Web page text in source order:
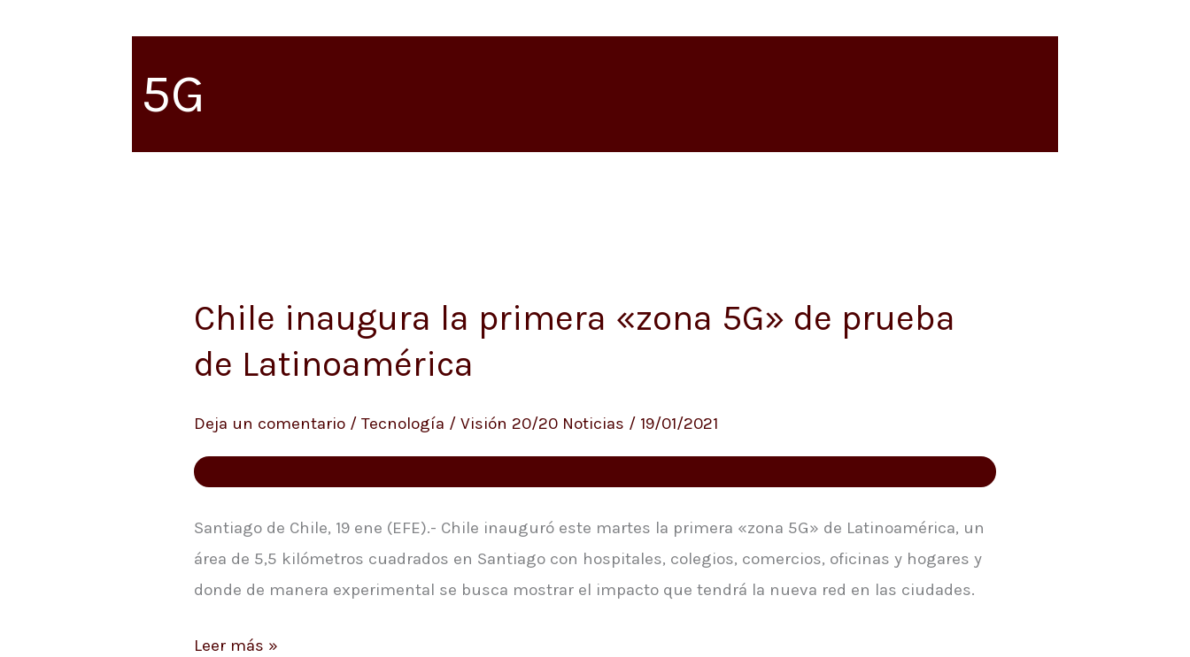
5G
Chile inaugura la primera «zona 5G» de prueba
de Latinoamérica
Deja un comentario / Tecnología / Visión 20/20 Noticias / 19/01/2021
Santiago de Chile, 19 ene (EFE).- Chile inauguró este martes la primera «zona 5G» de Latinoamérica, un
área de 5,5 kilómetros cuadrados en Santiago con hospitales, colegios, comercios, oficinas y hogares y
donde de manera experimental se busca mostrar el impacto que tendrá la nueva red en las ciudades.
Chile
la
«zona
5G»
prueba
de
Latinoamérica
Leer más »